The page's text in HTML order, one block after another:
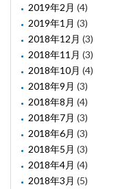
2019年2月 (4)
2019年1月 (3)
2018年12月 (3)
2018年11月 (3)
2018年10月 (4)
2018年9月 (3)
2018年8月 (4)
2018年7月 (3)
2018年6月 (3)
2018年5月 (3)
2018年4月 (4)
2018年3月 (5)